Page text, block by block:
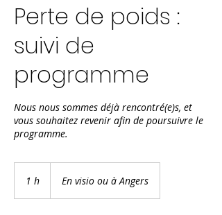
Perte de poids :
suivi de
programme
Nous nous sommes déjà rencontré(e)s, et
vous souhaitez revenir afin de poursuivre le
programme.
1 h En visio ou à Angers